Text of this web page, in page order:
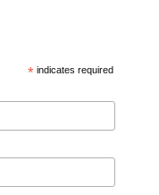
* indicates required